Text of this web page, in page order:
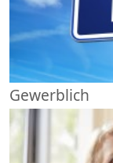
Gewerblich